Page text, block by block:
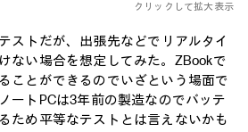
クリックして拡大表示
ストだが、出張先などでリアルタイ
ない場合を想定してみた。ZBookで
ことができるのでいざという場面で
ートPCは3年前の製造なのでバッテ
ため平等なテストとは言えないかも